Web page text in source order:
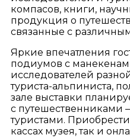
компасов, книги,
продукция о
связанные с
Яркие впечатления
подиумов с
исследователей
туриста-альпиниста,
зале выставки
с путешественниками
туристами.
кассах музея, так и